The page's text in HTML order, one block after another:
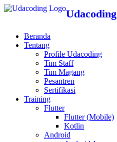
Udacoding
Beranda
Tentang
Profile Udacoding
Tim Staff
Tim Magang
Pesantren
Sertifikasi
Training
Flutter
Flutter (Mobile)
Kotlin
Android